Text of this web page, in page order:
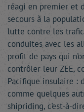
réagi en premier et
secours à la
lutte contre les
conduites avec les
profit de pays qui
contrôler leur ZEE,
Pacifique insulaire :
comme quelques
shipriding, c’est-à-